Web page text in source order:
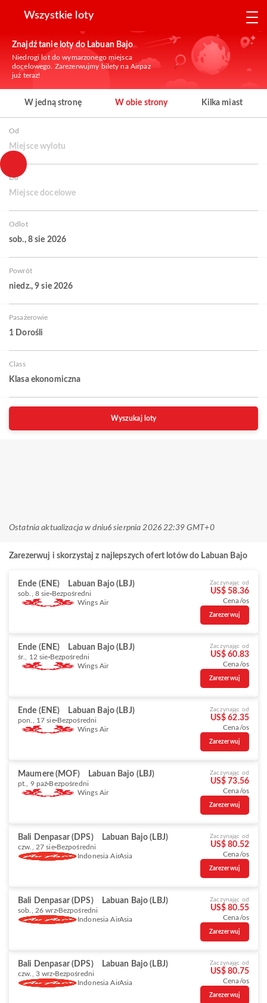
Wszystkie loty
Znajdź tanie loty do Labuan Bajo
Niedrogi lot do wymarzonego miejsca
docelowego. Zarezerwujmy bilety na Airpaz
już teraz!
W jedną stronę W obie strony Kilka miast
Od
Miejsce wylotu
Do
Miejsce docelowe
Odlot
sob., 8 sie 2026
Powrót
niedz., 9 sie 2026
Pasażerowie
1 Dorośli
Class
Klasa ekonomiczna
Wyszukaj loty
Ostatnia aktualizacja w dniu6 sierpnia 2026 22:39 GMT+0
Zarezerwuj i skorzystaj z najlepszych ofert lotów do Labuan Bajo
Ende (ENE) Labuan Bajo (LBJ)
sob., 8 sie Bezpośredni
Wings Air
Zaczynając od
US$ 58.36
Cena/os
Zarezerwuj
Ende (ENE) Labuan Bajo (LBJ)
śr., 12 sie Bezpośredni
Wings Air
Zaczynając od
US$ 60.83
Cena/os
Zarezerwuj
Ende (ENE) Labuan Bajo (LBJ)
pon., 17 sie Bezpośredni
Wings Air
Zaczynając od
US$ 62.35
Cena/os
Zarezerwuj
Maumere (MOF) Labuan Bajo (LBJ)
pt., 9 paź Bezpośredni
Wings Air
Zaczynając od
US$ 73.56
Cena/os
Zarezerwuj
Bali Denpasar (DPS) Labuan Bajo (LBJ)
czw., 27 sie Bezpośredni
Indonesia AirAsia
Zaczynając od
US$ 80.52
Cena/os
Zarezerwuj
Bali Denpasar (DPS) Labuan Bajo (LBJ)
sob., 26 wrz Bezpośredni
Indonesia AirAsia
Zaczynając od
US$ 80.55
Cena/os
Zarezerwuj
Bali Denpasar (DPS) Labuan Bajo (LBJ)
czw., 3 wrz Bezpośredni
Indonesia AirAsia
Zaczynając od
US$ 80.75
Cena/os
Zarezerwuj